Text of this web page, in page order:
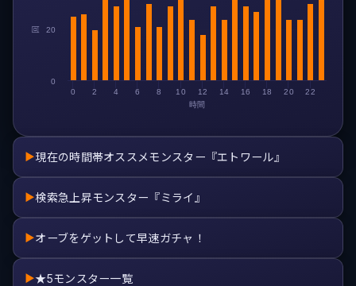
時間
回
0 2 4 6 8 10 12 14 16 18 20 22
0
20
▶現在の時間帯オススメモンスター『エトワール』
▶検索急上昇モンスター『ミライ』
▶オーブをゲットして早速ガチャ！
▶★5モンスター一覧